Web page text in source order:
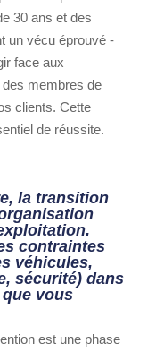
30 ans et des
un vécu éprouvé -
face aux
des membres de
clients. Cette
de réussite.
la transition
contraintes
véhicules,
sécurité) dans
vous
est une phase